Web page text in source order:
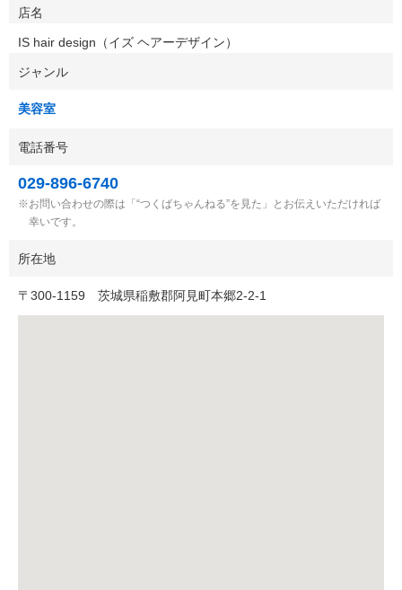
店名
IS hair design（イズ ヘアーデザイン）
ジャンル
美容室
電話番号
029-896-6740
お問い合わせの際は「“つくばちゃんねる”を見た」とお伝えいただければ
幸いです。
所在地
〒 300-1159 茨城県稲敷郡阿見町本郷2-2-1